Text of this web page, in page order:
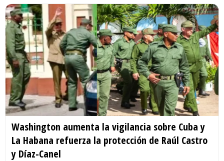
Washington aumenta la vigilancia sobre Cuba y
La Habana refuerza la protección de Raúl Castro
y Díaz-Canel